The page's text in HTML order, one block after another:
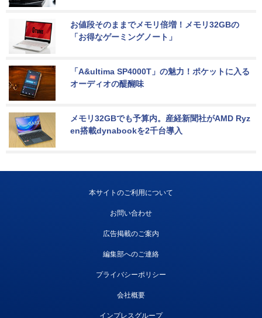
お値段そのままでメモリ倍増！メモリ32GBの
「お得なゲーミングノート」
「A&ultima SP4000T」の魅力！ポケットに入る
オーディオの醍醐味
メモリ32GBでも予算内。産経新聞社がAMD Ryz
en搭載dynabookを2千台導入
本サイトのご利用について
お問い合わせ
広告掲載のご案内
編集部へのご連絡
プライバシーポリシー
会社概要
インプレスグループ